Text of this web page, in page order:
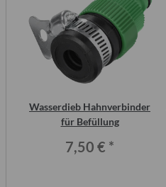
Wasserdieb Hahnverbinder
für Befüllung
7,50 € *